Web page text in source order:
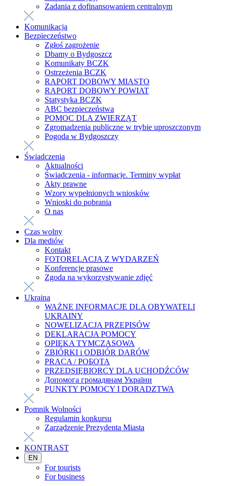
Zadania z dofinansowaniem centralnym
Komunikacja
Bezpieczeństwo
Zgłoś zagrożenie
Dbamy o Bydgoszcz
Komunikaty BCZK
Ostrzeżenia BCZK
RAPORT DOBOWY MIASTO
RAPORT DOBOWY POWIAT
Statystyka BCZK
ABC bezpieczeństwa
POMOC DLA ZWIERZĄT
Zgromadzenia publiczne w trybie uproszczonym
Pogoda w Bydgoszczy
Świadczenia
Aktualności
Świadczenia - informacje. Terminy wypłat
Akty prawne
Wzory wypełnionych wniosków
Wnioski do pobrania
O nas
Czas wolny
Dla mediów
Kontakt
FOTORELACJA Z WYDARZEŃ
Konferencje prasowe
Zgoda na wykorzystywanie zdjęć
Ukraina
WAŻNE INFORMACJE DLA OBYWATELI
UKRAINY
NOWELIZACJA PRZEPISÓW
DEKLARACJA POMOCY
OPIEKA TYMCZASOWA
ZBIÓRKI i ODBIÓR DARÓW
PRACA / РОБОТА
PRZEDSIĘBIORCY DLA UCHODŹCÓW
Допомога громадянам України
PUNKTY POMOCY I DORADZTWA
Pomnik Wolności
Regulamin konkursu
Zarządzenie Prezydenta Miasta
KONTRAST
EN
For tourists
For business